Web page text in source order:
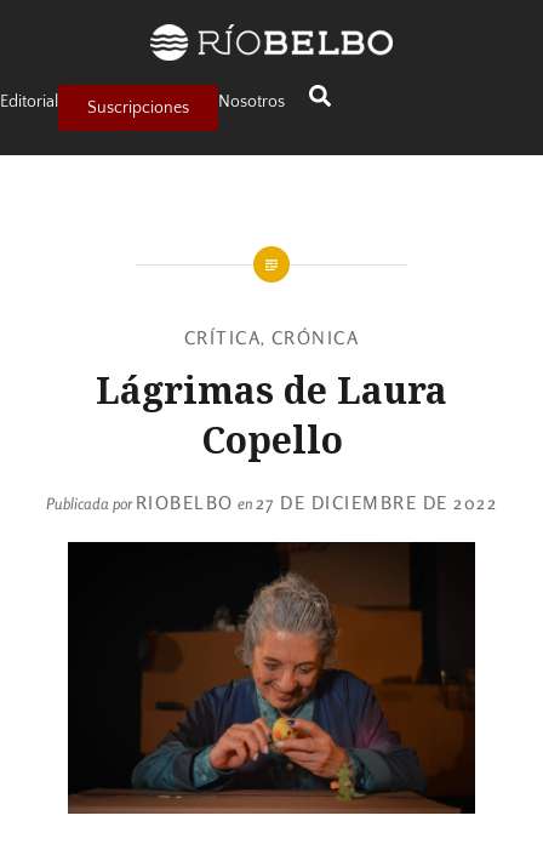
Editorial Suscripciones Nosotros
CRÍTICA, CRÓNICA
Lágrimas de Laura
Copello
Publicada porRIOBELBO en 27 DE DICIEMBRE DE 2022